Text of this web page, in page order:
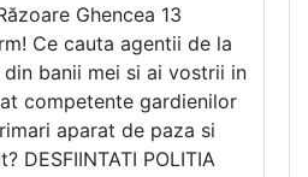
Ghencea 13
Ce cauta agentii de la
banii mei si ai vostrii in
competente gardienilor
aparat de paza si
DESFIINTATI POLITIA